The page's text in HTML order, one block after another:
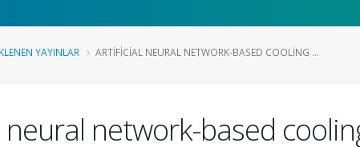
YAYINLAR ARTIFICIAL NEURAL NETWORK-BASED COOLING ...
network-based